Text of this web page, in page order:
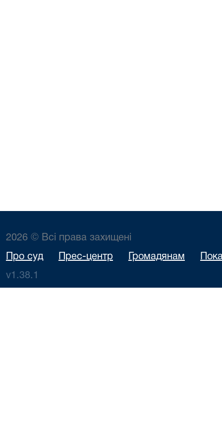
2026 © Всі права захищені
Про суд Прес-центр Громадянам
v1.38.1